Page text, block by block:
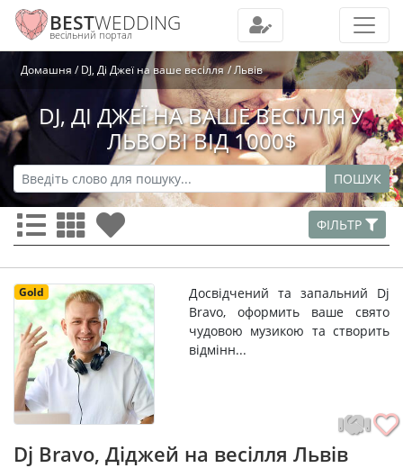
BESTWEDDING
весільний портал
Домашня DJ, Ді Джеї на ваше весілля Львів
DJ, ДІ ДЖЕЇ НА ВАШЕ ВЕСІЛЛЯ У
ЛЬВОВІ ВІД 1000$
ПОШУК
ФІЛЬТР
Gold
Досвідчений та запальний Dj
Bravo, оформить ваше свято
чудовою музикою та створить
відмінн...
Dj Bravo, Діджей на весілля Львів